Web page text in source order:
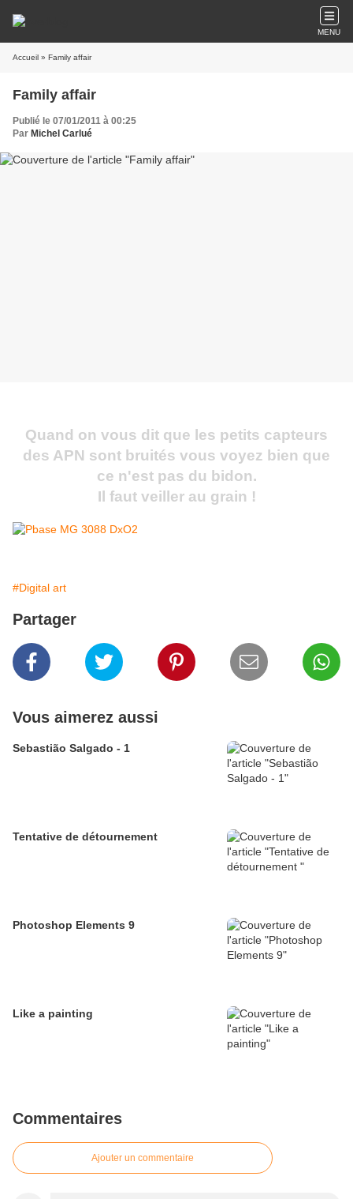
MENU
Accueil » Family affair
Family affair
Publié le 07/01/2011 à 00:25
Par Michel Carlué
Quand on vous dit que les petits capteurs
des APN sont bruités vous voyez bien que
ce n'est pas du bidon.
Il faut veiller au grain !
#Digital art
Partager
Vous aimerez aussi
Sebastião Salgado - 1
Tentative de détournement
Photoshop Elements 9
Like a painting
Commentaires
Ajouter un commentaire